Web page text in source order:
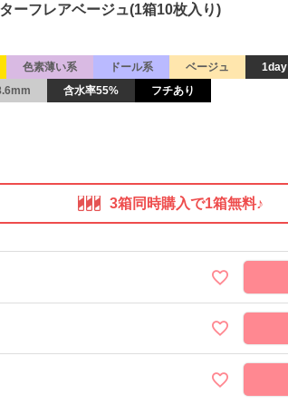
ーフレアベージュ(1箱10枚入り)
色素薄い系 ドール系 ベージュ 1day
含水率55% フチあり
3箱同時購入で1箱無料♪